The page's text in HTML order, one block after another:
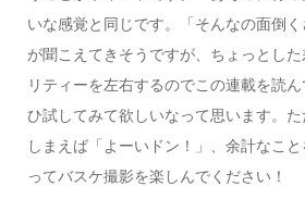
いな感覚と同じです。「そんなの面倒
が聞こえてきそうですが、ちょっとし
リティーを左右するのでこの連載を読
ひ試してみて欲しいなって思います。
しまえば「よーいドン！」、余計なこ
ってバスケ撮影を楽しんでください！